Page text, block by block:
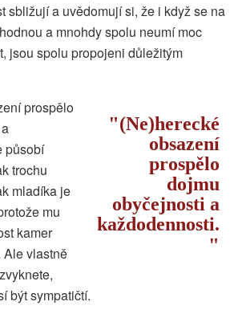
sbližují a uvědomují si, že i když se na
a mnohdy spolu neumí moc
jsou spolu propojeni důležitým
(Ne)herecké
obsazení
prospělo
dojmu
obyčejnosti a
každodennosti.
prospělo
působí
trochu
mladíka je
mu
kamer
Ale vlastně
být sympatičtí.